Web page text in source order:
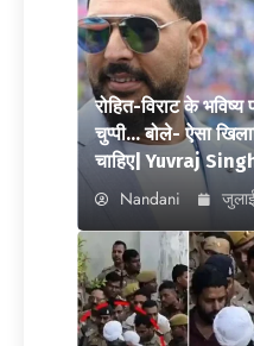
रोहित-विराट के
चुप्पी… बोले- ऐसा
चाहिए| Yuvraj
Nandani